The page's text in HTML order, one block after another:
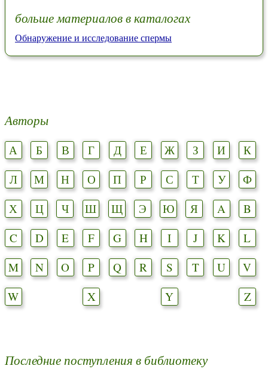
больше материалов в каталогах
Обнаружение и исследование спермы
Авторы
А Б В Г Д Е Ж З И
К
Л
М Н О П Р С Т У
Ф
Х
Ц Ч Ш Щ Э Ю Я A
B
C
D E F G H I J K
L
M
N O P Q R S T U
V
W
X Y Z
Последние поступления в библиотеку